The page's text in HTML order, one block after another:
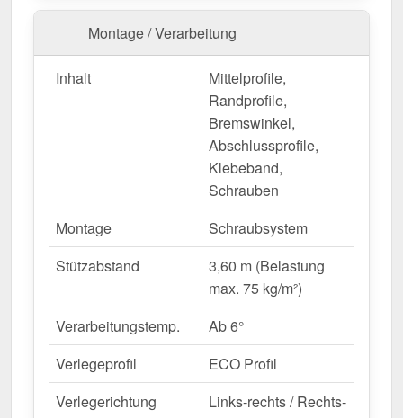
Lichtdurchlässige & isolierende Bedachungen.
Wintergärten & Gewächshäuser
Lichtstreuung & Wärmedämmung.
Sanierungen & Neubauten– Moderne &
langlebige Bedachungslösung.
Gewerbehallen & Lagerflächen– Helle
Innenräume ohne zusätzlichen
Landwirtschaftliche Gebäude–
Witterungsbeständige Lösung für Ställe &
Maschinenhallen.
Maßanfertigung & effiziente Verlegung
Ihre Polycarbonat Stegplatten aus dem Sparpaket
werdenkostenlos auf Ihre gewünschte Länge
zugeschnitten– für eine schnelle und passgenaue
Montage. Das Sparpaket deckt eineGesamtbreite
von 3,05 mund eine Gesamtlänge von 2,00 mab.
Montage / Verarbeitung
Inhalt
Mittelprofile,
Randprofile,
Bremswinkel,
Abschlussprofile,
Klebeband,
Schrauben
Montage
Schraubsystem
Stützabstand
3,60 m (Belastung
max. 75 kg/m²)
Verarbeitungstemp.
Ab 6°
Verlegeprofil
ECO Profil
Verlegerichtung
Links-rechts / Rechts-